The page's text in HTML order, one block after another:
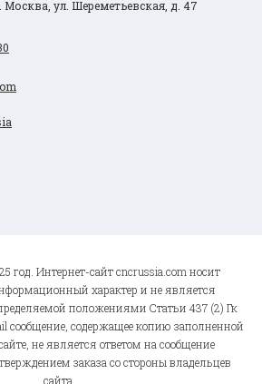
Москва, ул. Шереметьевская, д. 47
год. Интернет-сайт cncrussia.com носит
характер и не является
положениями Статьи 437 (2) Гк
сообщение, содержащее копию заполненной
не является ответом на сообщение
заказа со стороны владельцев
сайта.